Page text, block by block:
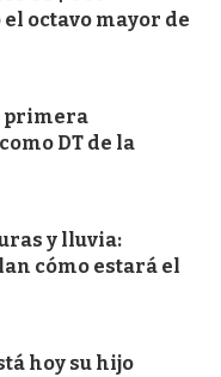
octavo mayor de
primera
DT de la
y lluvia:
cómo estará el
hoy su hijo